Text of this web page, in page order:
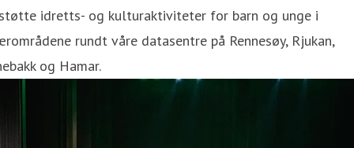
idretts- og kulturaktiviteter for barn og unge i
rundt våre datasentre på Rennesøy, Rjukan,
og Hamar.